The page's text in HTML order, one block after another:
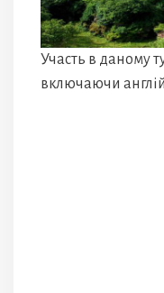
Участь в даному
включаючи